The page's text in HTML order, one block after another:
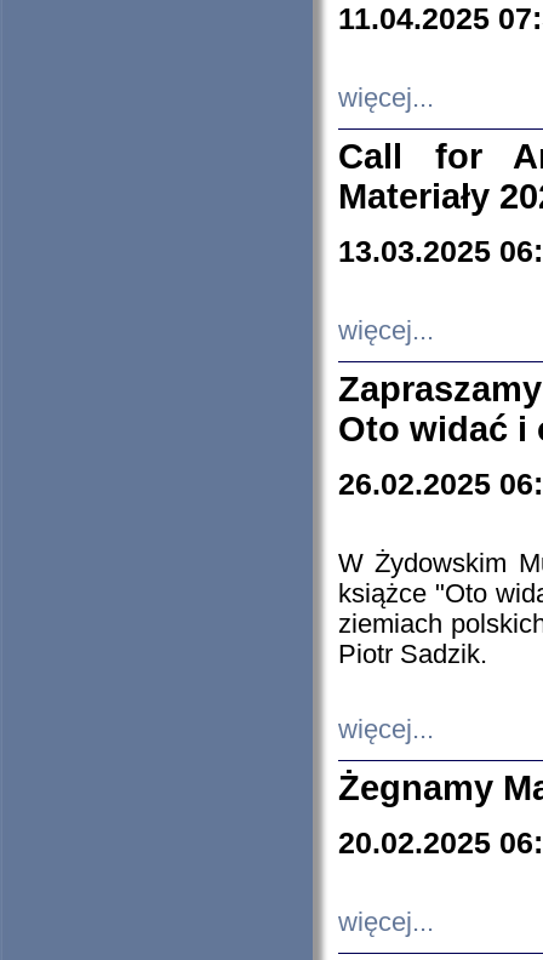
11.04.2025
więcej...
Call for
Materiały
13.03.2025
więcej...
Oto widać i
26.02.2025
W Żydowskim
książce "Oto
ziemiach
Piotr Sadzik.
więcej...
Żegnamy
20.02.2025
więcej...